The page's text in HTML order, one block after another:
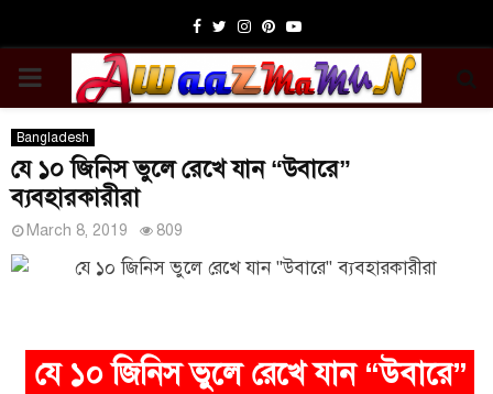
Facebook
TwitterInstagram
Pinterest
Youtube
PRIMARY
MENU
Bangladesh
যে ১০ জিনিস ভুলে রেখে যান “উবারে”
ব্যবহারকারীরা
March 8, 2019 809
যে ১০ জিনিস ভুলে রেখে যান “উবারে”